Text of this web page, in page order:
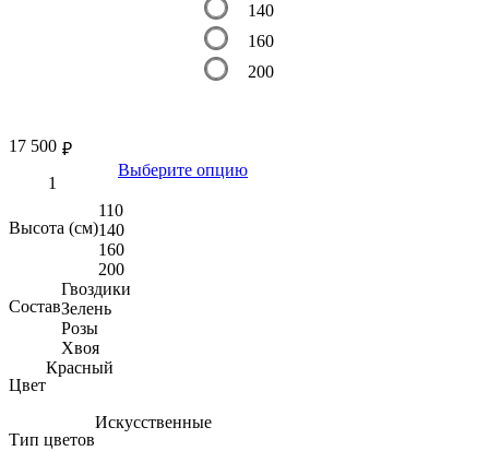
140
160
200
₽
17 500
Выберите опцию
Высота (см)
110
140
160
200
Состав
Гвоздики
Зелень
Розы
Хвоя
Цвет
Красный
Тип цветов
Искусственные